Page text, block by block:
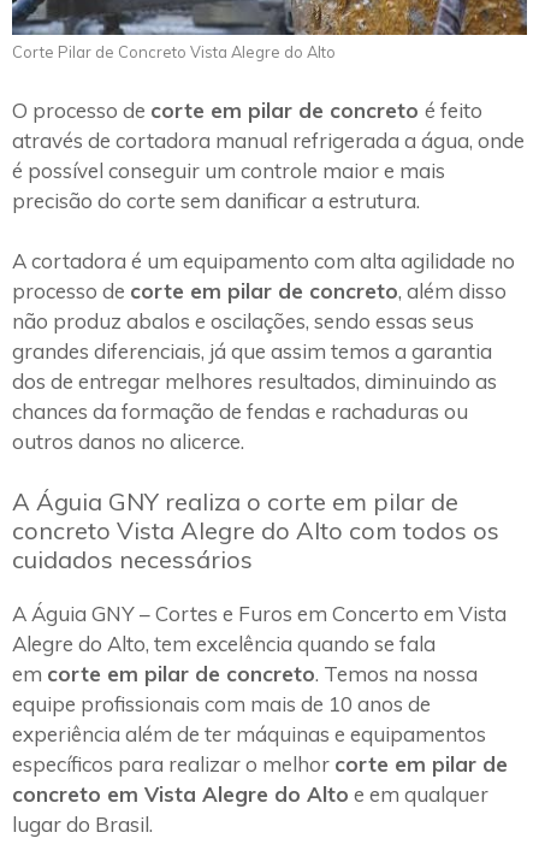
Corte Pilar de Concreto Vista Alegre do Alto
O processo de corte em pilar de concreto é feito
através de cortadora manual refrigerada a água, onde
é possível conseguir um controle maior e mais
precisão do corte sem danificar a estrutura.
A cortadora é um equipamento com alta agilidade no
processo de corte em pilar de concreto, além disso
não produz abalos e oscilações, sendo essas seus
grandes diferenciais, já que assim temos a garantia
dos de entregar melhores resultados, diminuindo as
chances da formação de fendas e rachaduras ou
outros danos no alicerce.
A Águia GNY realiza o corte em pilar de
concreto Vista Alegre do Alto com todos os
cuidados necessários
A Águia GNY – Cortes e Furos em Concerto em Vista
Alegre do Alto, tem excelência quando se fala
em corte em pilar de concreto. Temos na nossa
equipe profissionais com mais de 10 anos de
experiência além de ter máquinas e equipamentos
específicos para realizar o melhor corte em pilar de
concreto em Vista Alegre do Alto e em qualquer
lugar do Brasil.